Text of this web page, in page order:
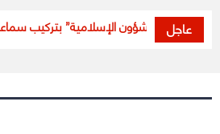
عاجل
من “الشؤون الإسلامية” بتركيب سماعة